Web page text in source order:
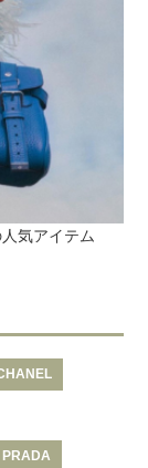
気アイテム
PRADA